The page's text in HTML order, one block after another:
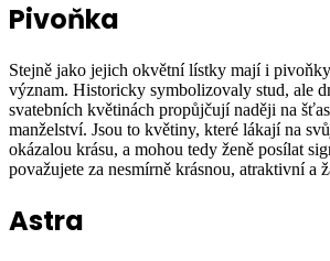
Pivoňka
Stejně jako jejich okvětní lístky mají i
význam. Historicky symbolizovaly stud, ale
svatebních květinách propůjčují naději na
manželství. Jsou to květiny, které lákají na
okázalou krásu, a mohou tedy ženě posílat
považujete za nesmírně krásnou, atraktivní a
Astra